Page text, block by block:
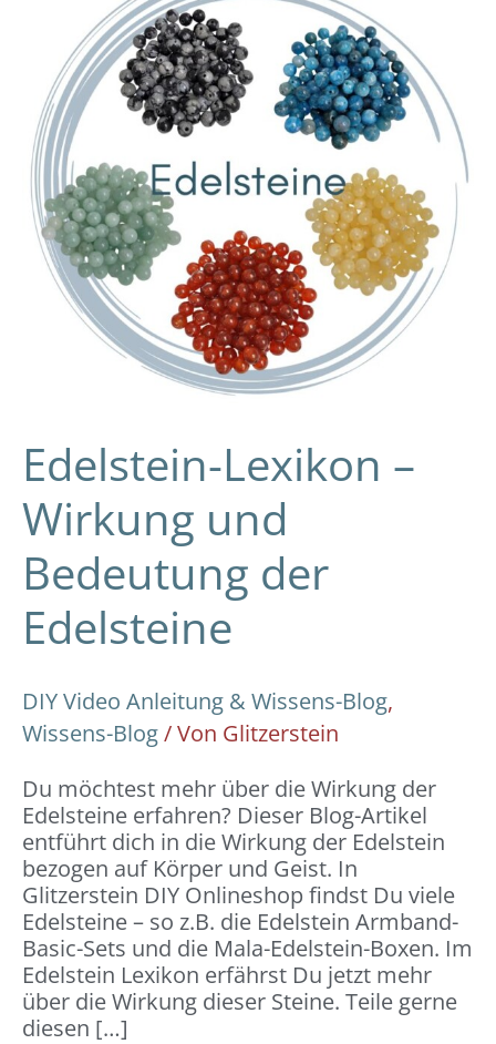
Edelstein-Lexikon –
Wirkung und
Bedeutung der
Edelsteine
DIY Video Anleitung & Wissens-Blog,
Wissens-Blog/ Von Glitzerstein
Du möchtest mehr über die Wirkung der
Edelsteine erfahren? Dieser Blog-Artikel
entführt dich in die Wirkung der Edelstein
bezogen auf Körper und Geist. In
Glitzerstein DIY Onlineshop findst Du viele
Edelsteine – so z.B. die Edelstein Armband-
Basic-Sets und die Mala-Edelstein-Boxen. Im
Edelstein Lexikon erfährst Du jetzt mehr
über die Wirkung dieser Steine. Teile gerne
diesen […]
Wirkung
und
Bedeutung
der
Edelsteine